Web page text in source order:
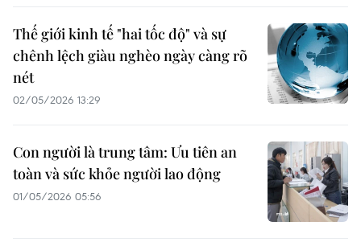
Thế giới kinh tế "hai tốc độ" và sự
chênh lệch giàu nghèo ngày càng rõ
nét
02/05/2026 13:29
Con người là trung tâm: Ưu tiên an
toàn và sức khỏe người lao động
01/05/2026 05:56